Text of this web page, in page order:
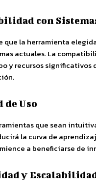
con
que la herramienta
actuales. La
y recursos significativos
de Uso
que sean
la curva de
a beneficiarse de
y